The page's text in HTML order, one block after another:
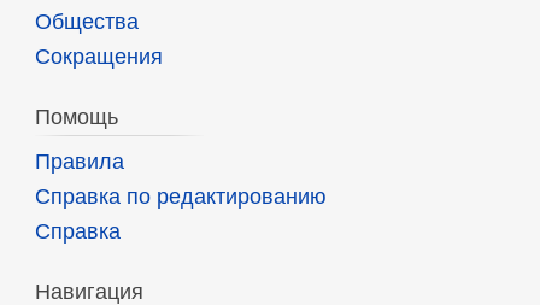
Общества
Сокращения
Помощь
Правила
Справка по редактированию
Справка
Навигация